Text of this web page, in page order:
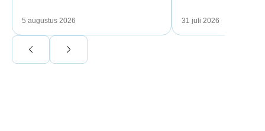
5 augustus 2026
Ook de nazorg is
31 juli 2026